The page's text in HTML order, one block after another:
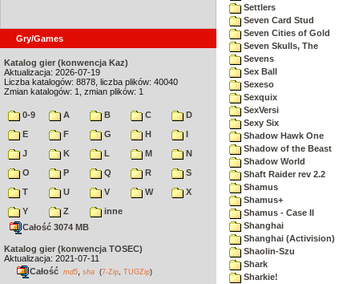
Gry/Games
Katalog gier (konwencja Kaz)
Aktualizacja: 2026-07-19
Liczba katalogów: 8878, liczba plików: 40040
Zmian katalogów: 1, zmian plików: 1
0-9 A B C
D
E
F G H
I
J
K L M
N
O
P Q R
S
T
U V W
X
Y
Z
inne
Całość 3074 MB
Katalog gier (konwencja TOSEC)
Aktualizacja: 2021-07-11
Całość md5 sha (7-Zip TUGZip)
Settlers
Seven Card Stud
Seven Cities of Gold
Seven Skulls, The
Sevens
Sex Ball
Sexeso
Sexquix
SexVersi
Sexy Six
Shadow Hawk One
Shadow of the Beast
Shadow World
Shaft Raider rev 2.2
Shamus
Shamus+
Shamus - Case II
Shanghai
Shanghai (Activision)
Shaolin-Szu
Shark
Sharkie!